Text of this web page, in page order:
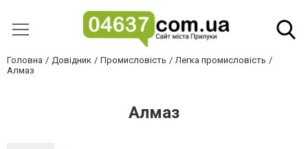
Головна Довідник Промисловість
Легка промисловість
Алмаз
Алмаз